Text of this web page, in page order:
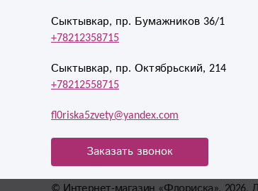
Сыктывкар, пр. Бумажников 36/1
+78212358715
Сыктывкар, пр. Октябрьский, 214
+78212558715
fl0riska5zvety@yandex.com
Заказать звонок